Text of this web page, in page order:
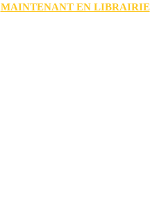
MAINTENANT EN LIBRAIRIE